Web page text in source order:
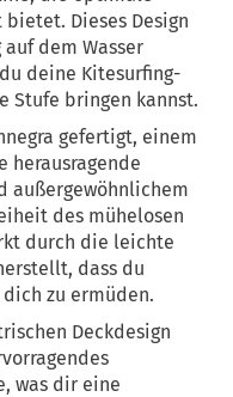
Dieses Design
dem Wasser
deine Kitesurfing-
Stufe bringen kannst.
gefertigt, einem
herausragende
außergewöhnlichem
des mühelosen
durch die leichte
dass du
zu ermüden.
Deckdesign
was dir eine